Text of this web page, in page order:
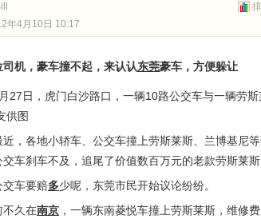
年4月10日 10:17
机，豪车撞不起，来认认东莞豪车，方便躲让
日，虎门白沙路口，一辆10路公交车与一辆劳斯
供图
各地小轿车、公交车撞上劳斯莱斯、兰博基尼等
车刹车不及，追尾了价值数百万元的老款劳斯莱
车要赔多少呢，东莞市民开始议论纷纷。
久在南京 ，一辆东南菱悦车撞上劳斯莱斯，维修